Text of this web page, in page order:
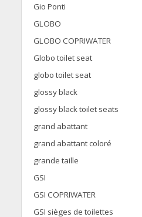
Gio Ponti
GLOBO
GLOBO COPRIWATER
Globo toilet seat
globo toilet seat
glossy black
glossy black toilet seats
grand abattant
grand abattant coloré
grande taille
GSI
GSI COPRIWATER
GSI sièges de toilettes